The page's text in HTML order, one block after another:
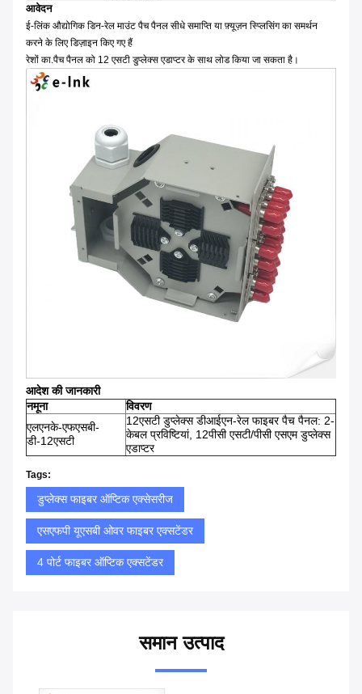
आवेदन
ई-लिंक औद्योगिक डिन-रेल माउंट पैच पैनल सीधे समाप्ति या फ़्यूज़न स्प्लिसिंग का समर्थन
करने के लिए डिज़ाइन किए गए हैं
रेशों का.पैच पैनल को 12 एसटी डुप्लेक्स एडाप्टर के साथ लोड किया जा सकता है।
आदेश की जानकारी
नमूना
विवरण
एलएनके-एफएसबी-
डी-12एसटी
12एसटी डुप्लेक्स डीआईएन-रेल फाइबर पैच पैनल: 2-
केबल प्रविष्टियां, 12पीसी एसटी/पीसी एसएम डुप्लेक्स
एडाप्टर
Tags:
डुप्लेक्स फाइबर ऑप्टिक एक्सेसरीज
एसएफपी यूएसबी ओवर फाइबर एक्सटेंडर
4 पोर्ट फाइबर ऑप्टिक एक्सटेंडर
समान उत्पाद